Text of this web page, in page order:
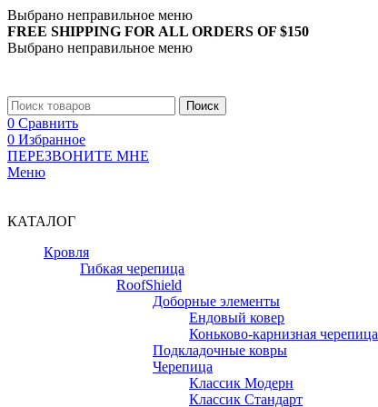
Выбрано неправильное меню
FREE SHIPPING FOR ALL ORDERS OF $150
Выбрано неправильное меню
Поиск
0 Сравнить
0 Избранное
ПЕРЕЗВОНИТЕ МНЕ
Меню
КАТАЛОГ
Кровля
Гибкая черепица
RoofShield
Доборные элементы
Ендовый ковер
Коньково-карнизная черепица
Подкладочные ковры
Черепица
Классик Модерн
Классик Стандарт